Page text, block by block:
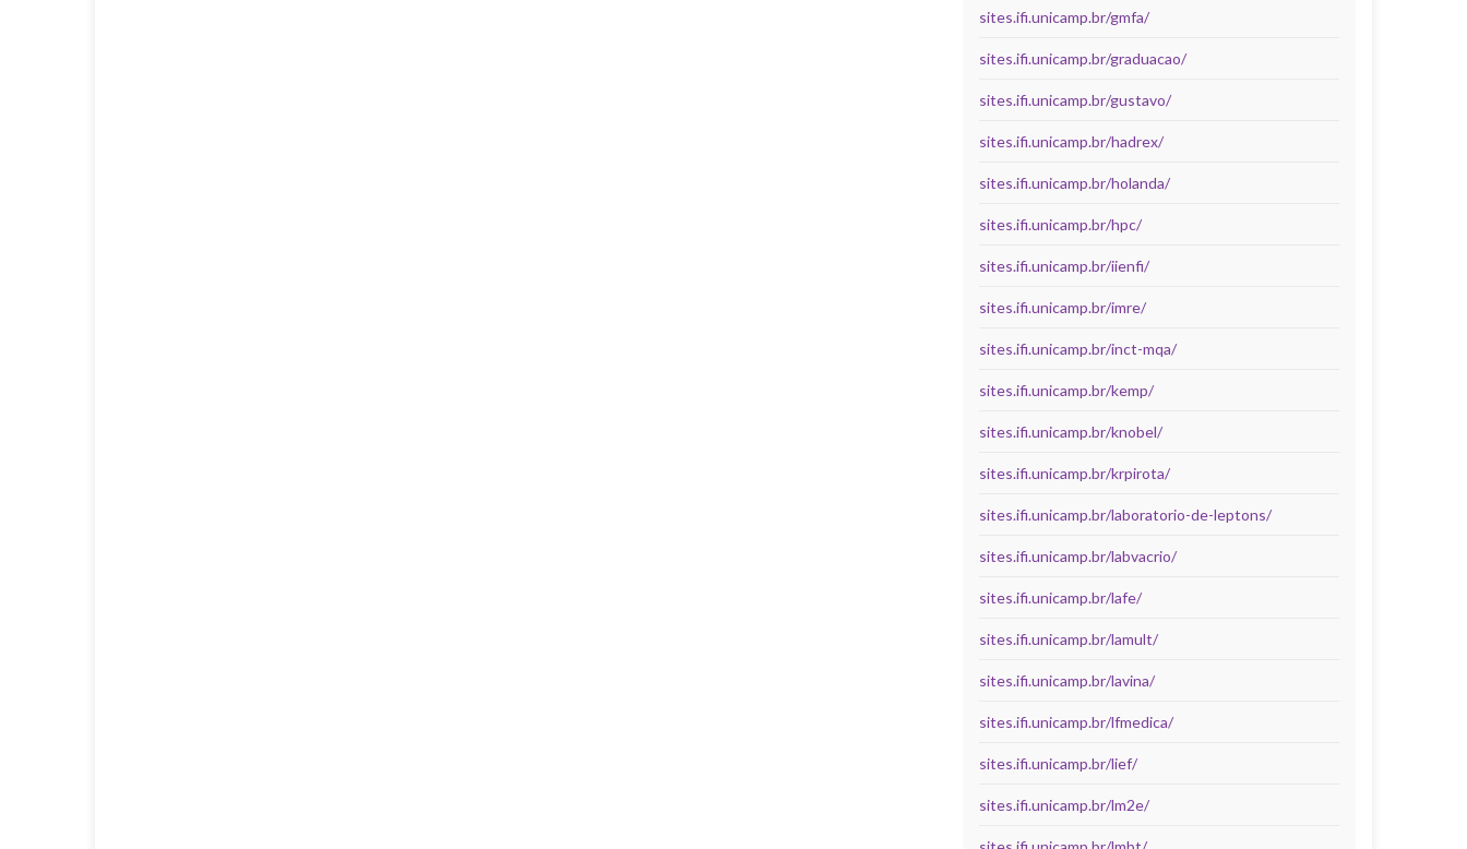
sites.ifi.unicamp.br/gmfa/
sites.ifi.unicamp.br/graduacao/
sites.ifi.unicamp.br/gustavo/
sites.ifi.unicamp.br/hadrex/
sites.ifi.unicamp.br/holanda/
sites.ifi.unicamp.br/hpc/
sites.ifi.unicamp.br/iienfi/
sites.ifi.unicamp.br/imre/
sites.ifi.unicamp.br/inct-mqa/
sites.ifi.unicamp.br/kemp/
sites.ifi.unicamp.br/knobel/
sites.ifi.unicamp.br/krpirota/
sites.ifi.unicamp.br/laboratorio-de-leptons/
sites.ifi.unicamp.br/labvacrio/
sites.ifi.unicamp.br/lafe/
sites.ifi.unicamp.br/lamult/
sites.ifi.unicamp.br/lavina/
sites.ifi.unicamp.br/lfmedica/
sites.ifi.unicamp.br/lief/
sites.ifi.unicamp.br/lm2e/